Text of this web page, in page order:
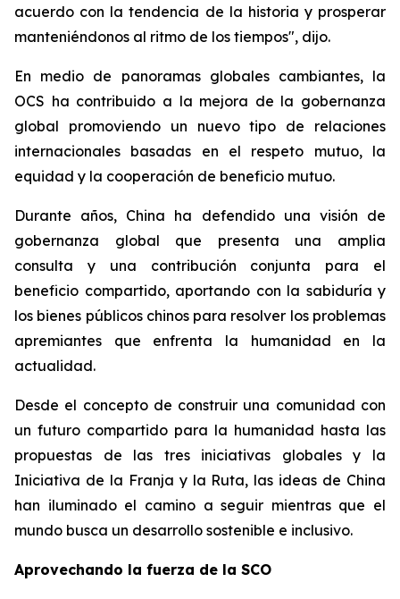
acuerdo con la tendencia de la historia y prosperar
manteniéndonos al ritmo de los tiempos", dijo.
En medio de panoramas globales cambiantes, la
OCS ha contribuido a la mejora de la gobernanza
global promoviendo un nuevo tipo de relaciones
internacionales basadas en el respeto mutuo, la
equidad y la cooperación de beneficio mutuo.
Durante años, China ha defendido una visión de
gobernanza global que presenta una amplia
consulta y una contribución conjunta para el
beneficio compartido, aportando con la sabiduría y
los bienes públicos chinos para resolver los problemas
apremiantes que enfrenta la humanidad en la
actualidad.
Desde el concepto de construir una comunidad con
un futuro compartido para la humanidad hasta las
propuestas de las tres iniciativas globales y la
Iniciativa de la Franja y la Ruta, las ideas de China
han iluminado el camino a seguir mientras que el
mundo busca un desarrollo sostenible e inclusivo.
Aprovechando la fuerza de la SCO